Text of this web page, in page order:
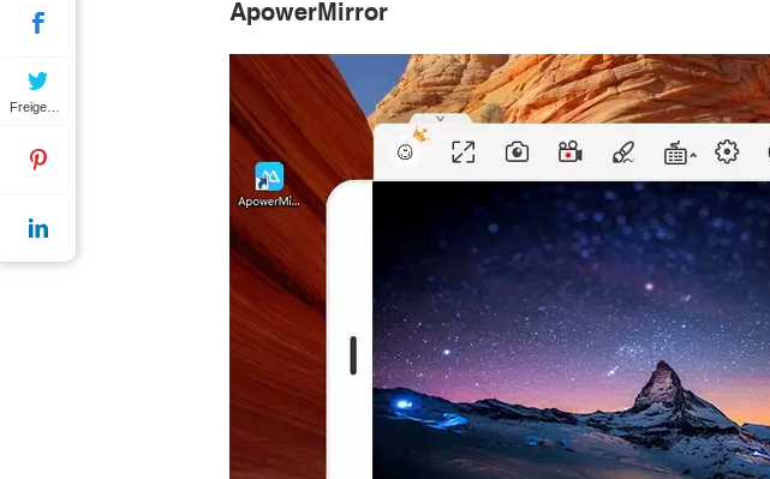
ApowerMirror